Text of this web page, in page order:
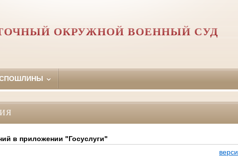
ОКРУЖНОЙ ВОЕННЫЙ СУД
в приложении "Госуслуги"